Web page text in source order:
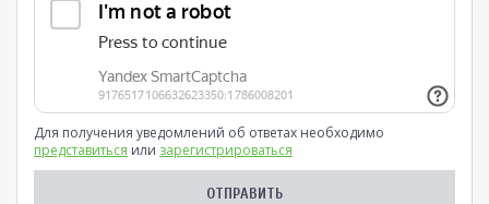
Для получения уведомлений об ответах необходимо
представиться или зарегистрироваться